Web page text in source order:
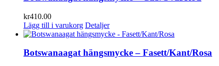
kr410.00
Lägg till i varukorg Detaljer
Botswanaagat hängsmycke – Fasett/Kant/Rosa